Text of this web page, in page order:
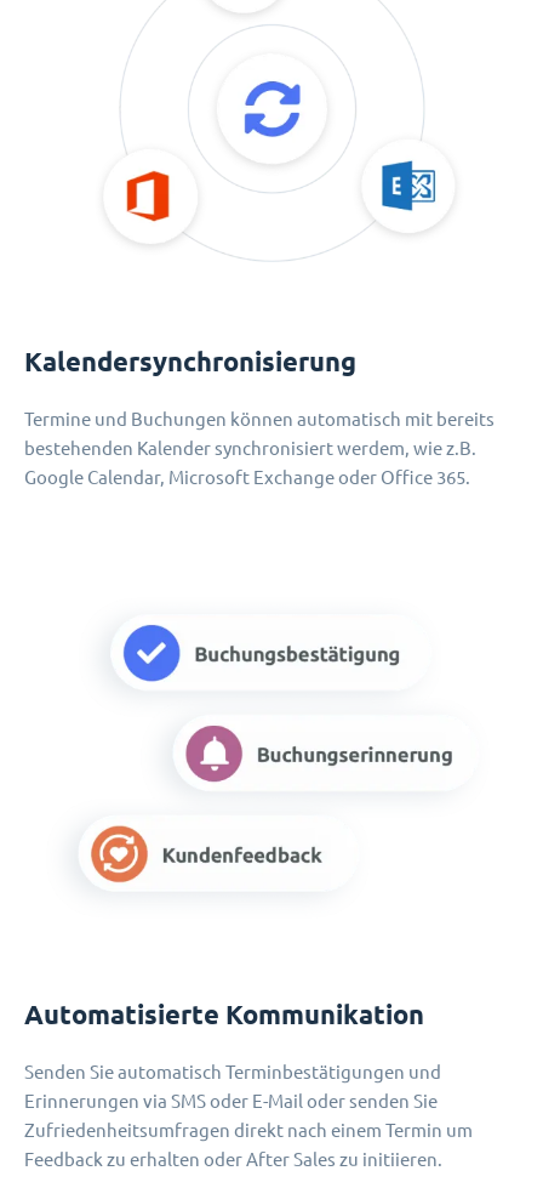
Kalendersynchronisierung
Termine und Buchungen können automatisch mit bereits
bestehenden Kalender synchronisiert werdem, wie z.B.
Google Calendar, Microsoft Exchange oder Office 365.
Automatisierte Kommunikation
Senden Sie automatisch Terminbestätigungen und
Erinnerungen via SMS oder E-Mail oder senden Sie
Zufriedenheitsumfragen direkt nach einem Termin um
Feedback zu erhalten oder After Sales zu initiieren.